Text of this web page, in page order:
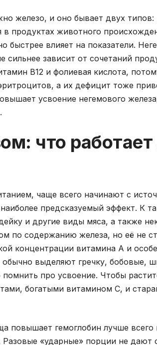
железо, и оно бывает двух типов:
продуктах животного
быстрее влияет на показатели.
зависит от сочетаний
B12 и фолиевая кислота,
а их дефицит тоже
усвоение негемового
что
чаще всего начинают с
предсказуемый эффект. К
и другие виды мяса, а также
по содержанию железа, но её не
концентрации витамина A и
выделяют гречку, бобовые,
про усвоение. Чтобы
богатыми витамином C, и
повышает гемоглобин лучше всего
Разовые «ударные» порции не дают